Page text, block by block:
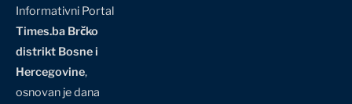
Informativni Portal
Times.ba Brčko
distrikt Bosne i
Hercegovine,
osnovan je dana